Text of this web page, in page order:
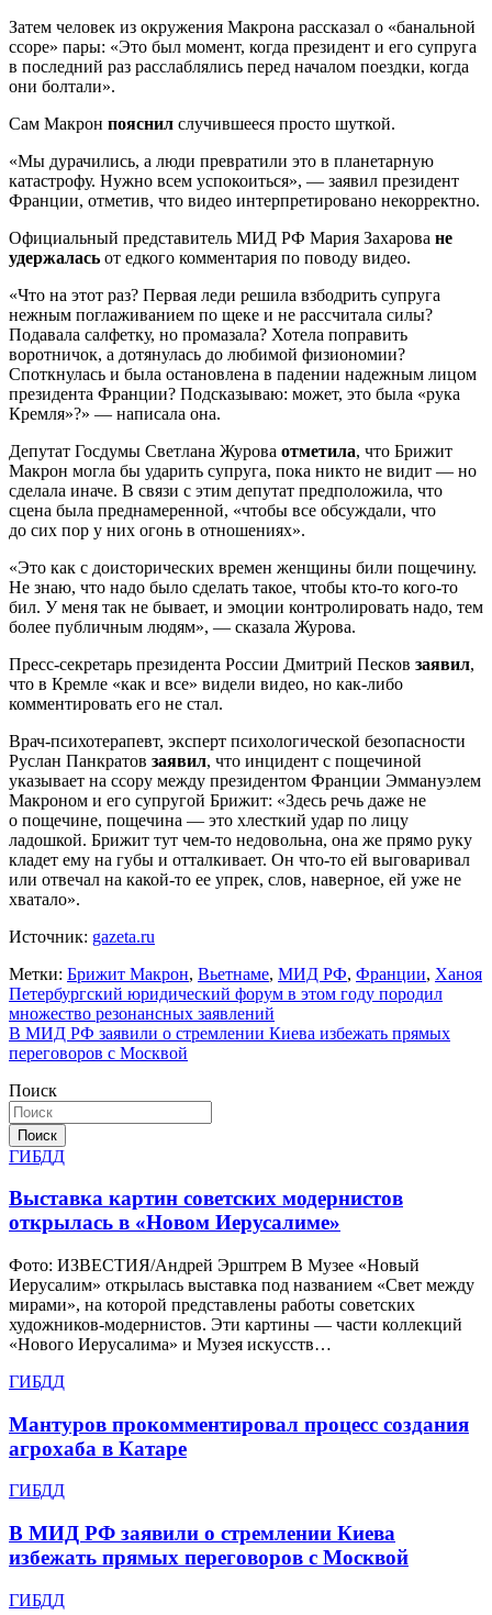
Затем человек из окружения Макрона рассказал о «банальной
ссоре» пары: «Это был момент, когда президент и его супруга
в последний раз расслаблялись перед началом поездки, когда
они болтали».
Сам Макрон пояснил случившееся просто шуткой.
«Мы дурачились, а люди превратили это в планетарную
катастрофу. Нужно всем успокоиться», — заявил президент
Франции, отметив, что видео интерпретировано некорректно.
Официальный представитель МИД РФ Мария Захарова не
удержалась от едкого комментария по поводу видео.
«Что на этот раз? Первая леди решила взбодрить супруга
нежным поглаживанием по щеке и не рассчитала силы?
Подавала салфетку, но промазала? Хотела поправить
воротничок, а дотянулась до любимой физиономии?
Споткнулась и была остановлена в падении надежным лицом
президента Франции? Подсказываю: может, это была «рука
Кремля»?» — написала она.
Депутат Госдумы Светлана Журова отметила, что Брижит
Макрон могла бы ударить супруга, пока никто не видит — но
сделала иначе. В связи с этим депутат предположила, что
сцена была преднамеренной, «чтобы все обсуждали, что
до сих пор у них огонь в отношениях».
«Это как с доисторических времен женщины били пощечину.
Не знаю, что надо было сделать такое, чтобы кто-то кого-то
бил. У меня так не бывает, и эмоции контролировать надо, тем
более публичным людям», — сказала Журова.
Пресс-секретарь президента России Дмитрий Песков заявил,
что в Кремле «как и все» видели видео, но как-либо
комментировать его не стал.
Врач-психотерапевт, эксперт психологической безопасности
Руслан Панкратов заявил, что инцидент с пощечиной
указывает на ссору между президентом Франции Эммануэлем
Макроном и его супругой Брижит: «Здесь речь даже не
о пощечине, пощечина — это хлесткий удар по лицу
ладошкой. Брижит тут чем-то недовольна, она же прямо руку
кладет ему на губы и отталкивает. Он что-то ей выговаривал
или отвечал на какой-то ее упрек, слов, наверное, ей уже не
хватало».
Источник: gazeta.ru
Метки: Брижит Макрон, Вьетнаме, МИД РФ, Франции, Ханоя
Навигация
по
записям
Петербургский юридический форум в этом году породил
множество резонансных заявлений
В МИД РФ заявили о стремлении Киева избежать прямых
переговоров с Москвой
Поиск
Поиск
ГИБДД
Выставка картин советских модернистов
открылась в «Новом Иерусалиме»
Фото: ИЗВЕСТИЯ/Андрей Эрштрем В Музее «Новый
Иерусалим» открылась выставка под названием «Свет между
мирами», на которой представлены работы советских
художников-модернистов. Эти картины — части коллекций
«Нового Иерусалима» и Музея искусств…
ГИБДД
Мантуров прокомментировал процесс создания
агрохаба в Катаре
ГИБДД
В МИД РФ заявили о стремлении Киева
избежать прямых переговоров с Москвой
ГИБДД